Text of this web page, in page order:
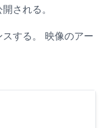
される。
する。 映像のアー